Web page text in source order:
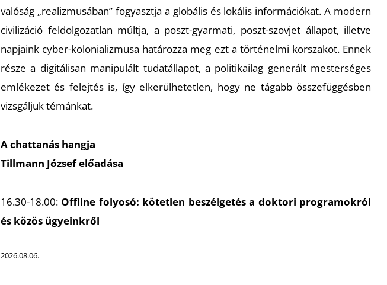
valóság „realizmusában” fogyasztja a globális és lokális információkat. A modern
civilizáció feldolgozatlan múltja, a poszt-gyarmati, poszt-szovjet állapot, illetve
napjaink cyber-kolonializmusa határozza meg ezt a történelmi korszakot. Ennek
része a digitálisan manipulált tudatállapot, a politikailag generált mesterséges
emlékezet és felejtés is, így elkerülhetetlen, hogy ne tágabb összefüggésben
vizsgáljuk témánkat.
A chattanás hangja
Tillmann József előadása
16.30-18.00: Offline folyosó: kötetlen beszélgetés a doktori programokról
és közös ügyeinkről
2026.08.06.